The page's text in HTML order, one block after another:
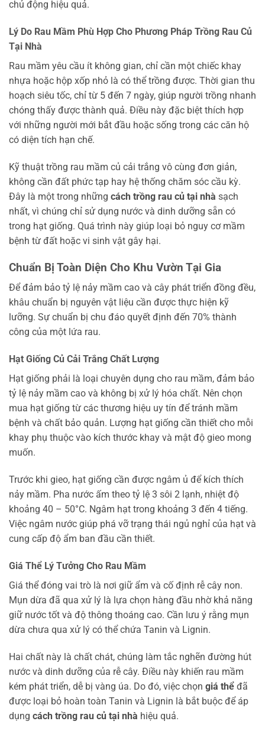
chủ động hiệu quả.
Lý Do Rau Mầm Phù Hợp Cho Phương Pháp Trồng Rau Củ
Tại Nhà
Rau mầm yêu cầu ít không gian, chỉ cần một chiếc khay
nhựa hoặc hộp xốp nhỏ là có thể trồng được. Thời gian thu
hoạch siêu tốc, chỉ từ 5 đến 7 ngày, giúp người trồng nhanh
chóng thấy được thành quả. Điều này đặc biệt thích hợp
với những người mới bắt đầu hoặc sống trong các căn hộ
có diện tích hạn chế.
Kỹ thuật trồng rau mầm củ cải trắng vô cùng đơn giản,
không cần đất phức tạp hay hệ thống chăm sóc cầu kỳ.
Đây là một trong những cách trồng rau củ tại nhà sạch
nhất, vì chúng chỉ sử dụng nước và dinh dưỡng sẵn có
trong hạt giống. Quá trình này giúp loại bỏ nguy cơ mầm
bệnh từ đất hoặc vi sinh vật gây hại.
Chuẩn Bị Toàn Diện Cho Khu Vườn Tại Gia
Để đảm bảo tỷ lệ nảy mầm cao và cây phát triển đồng đều,
khâu chuẩn bị nguyên vật liệu cần được thực hiện kỹ
lưỡng. Sự chuẩn bị chu đáo quyết định đến 70% thành
công của một lứa rau.
Hạt Giống Củ Cải Trắng Chất Lượng
Hạt giống phải là loại chuyên dụng cho rau mầm, đảm bảo
tỷ lệ nảy mầm cao và không bị xử lý hóa chất. Nên chọn
mua hạt giống từ các thương hiệu uy tín để tránh mầm
bệnh và chất bảo quản. Lượng hạt giống cần thiết cho mỗi
khay phụ thuộc vào kích thước khay và mật độ gieo mong
muốn.
Trước khi gieo, hạt giống cần được ngâm ủ để kích thích
nảy mầm. Pha nước ấm theo tỷ lệ 3 sôi 2 lạnh, nhiệt độ
khoảng 40 – 50°C. Ngâm hạt trong khoảng 3 đến 4 tiếng.
Việc ngâm nước giúp phá vỡ trạng thái ngủ nghỉ của hạt và
cung cấp độ ẩm ban đầu cần thiết.
Giá Thể Lý Tưởng Cho Rau Mầm
Giá thể đóng vai trò là nơi giữ ẩm và cố định rễ cây non.
Mụn dừa đã qua xử lý là lựa chọn hàng đầu nhờ khả năng
giữ nước tốt và độ thông thoáng cao. Cần lưu ý rằng mụn
dừa chưa qua xử lý có thể chứa Tanin và Lignin.
Hai chất này là chất chát, chúng làm tắc nghẽn đường hút
nước và dinh dưỡng của rễ cây. Điều này khiến rau mầm
kém phát triển, dễ bị vàng úa. Do đó, việc chọn giá thể đã
được loại bỏ hoàn toàn Tanin và Lignin là bắt buộc để áp
dụng cách trồng rau củ tại nhà hiệu quả.